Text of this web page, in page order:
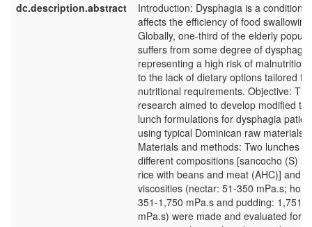
dc.description.abstract
Introduction: Dysphagia is a condition
affects the efficiency of food
Globally, one-third of the elderly
suffers from some degree of
representing a high risk of malnutrition
to the lack of dietary options tailored to
nutritional requirements. Objective:
research aimed to develop modified
lunch formulations for dysphagia
using typical Dominican raw materials.
Materials and methods: Two lunches of
different compositions [sancocho (S)
rice with beans and meat (AHC)] and
viscosities (nectar: 51-350 mPa.s;
351-1,750 mPa.s and pudding: 1,751-
mPa.s) were made and evaluated for